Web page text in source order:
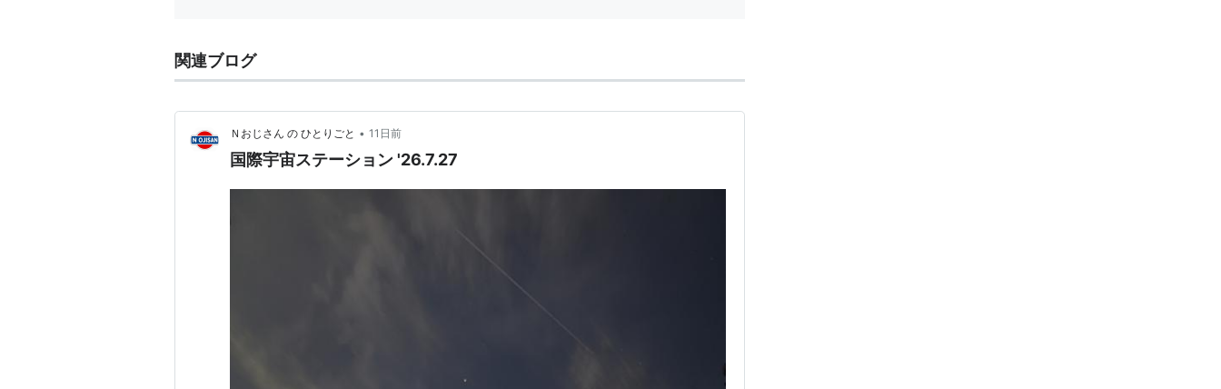
関連ブログ
Ｎおじさん の ひとりごと • 11日前
国際宇宙ステーション '26.7.27